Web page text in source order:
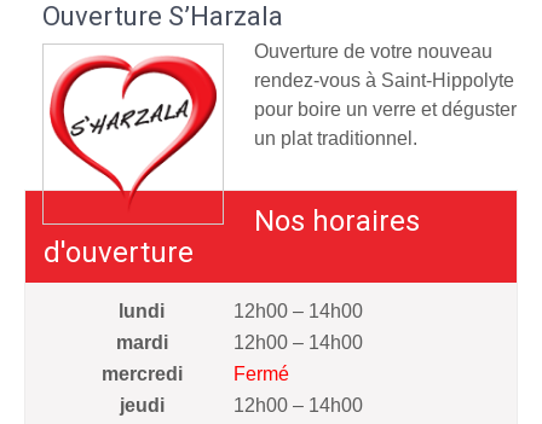
Ouverture S’Harzala
Ouverture de votre nouveau
rendez-vous à Saint-Hippolyte
pour boire un verre et déguster
un plat traditionnel.
Nos horaires
d'ouverture
lundi
12h00 – 14h00
mardi
12h00 – 14h00
mercredi
Fermé
jeudi
12h00 – 14h00